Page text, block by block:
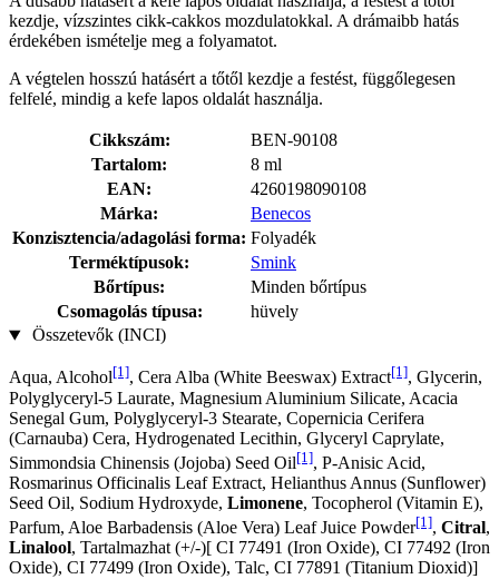
kezdje, vízszintes cikk-cakkos mozdulatokkal. A drámaibb hatás
érdekében ismételje meg a folyamatot.
A végtelen hosszú hatásért a tőtől kezdje a festést, függőlegesen
felfelé, mindig a kefe lapos oldalát használja.
Cikkszám:
BEN-90108
Tartalom:
8 ml
EAN:
4260198090108
Márka:
Benecos
Konzisztencia/adagolási forma: Folyadék
Terméktípusok:
Smink
Bőrtípus:
Minden bőrtípus
Csomagolás típusa:
hüvely
Összetevők (INCI)
Aqua, Alcohol[1], Cera Alba (White Beeswax) Extract[1], Glycerin,
Polyglyceryl-5 Laurate, Magnesium Aluminium Silicate, Acacia
Senegal Gum, Polyglyceryl-3 Stearate, Copernicia Cerifera
(Carnauba) Cera, Hydrogenated Lecithin, Glyceryl Caprylate,
Simmondsia Chinensis (Jojoba) Seed Oil[1], P-Anisic Acid,
Rosmarinus Officinalis Leaf Extract, Helianthus Annus (Sunflower)
Seed Oil, Sodium Hydroxyde, Limonene, Tocopherol (Vitamin E),
Parfum, Aloe Barbadensis (Aloe Vera) Leaf Juice Powder[1], Citral,
Linalool, Tartalmazhat (+/-)[ CI 77491 (Iron Oxide), CI 77492 (Iron
Oxide), CI 77499 (Iron Oxide), Talc, CI 77891 (Titanium Dioxid)]